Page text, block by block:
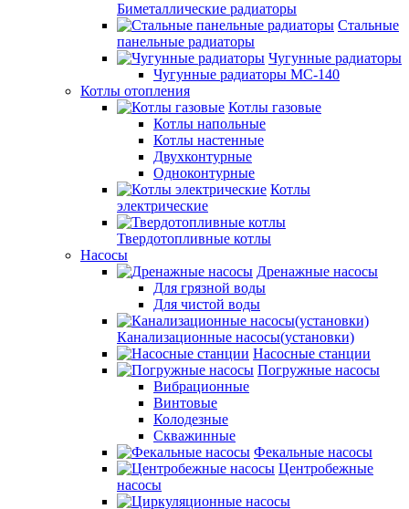
Биметаллические радиаторы
Стальные
панельные радиаторы
Чугунные радиаторы
Чугунные радиаторы МС-140
Котлы отопления
Котлы газовые
Котлы напольные
Котлы настенные
Двухконтурные
Одноконтурные
Котлы
электрические
Твердотопливные котлы
Насосы
Дренажные насосы
Для грязной воды
Для чистой воды
Канализационные насосы(установки)
Насосные станции
Погружные насосы
Вибрационные
Винтовые
Колодезные
Скважинные
Фекальные насосы
Центробежные
насосы